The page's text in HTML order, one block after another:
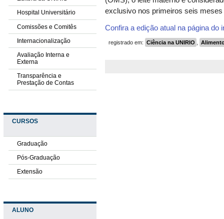
Hospital Universitário
Comissões e Comitês
Internacionalização
Avaliação Interna e
Externa
Transparência e
Prestação de Contas
CURSOS
Graduação
Pós-Graduação
Extensão
ALUNO
exclusivo nos primeiros seis meses
Confira a edição atual na página do
registrado em: Ciência na UNIRIO